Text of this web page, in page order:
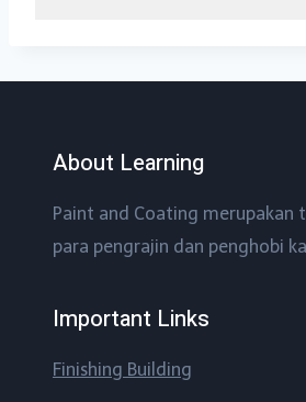
About Learning
Paint and Coating merupakan
para pengrajin dan penghobi
Important Links
Finishing Building